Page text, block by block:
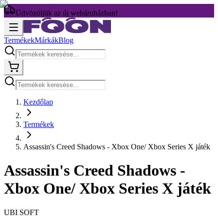
Üdvözöljük az új webáruházban!
TermékekMárkákBlog
Kezdőlap
Termékek
Assassin's Creed Shadows - Xbox One/ Xbox Series X játék
Assassin's Creed Shadows -
Xbox One/ Xbox Series X játék
UBI SOFT